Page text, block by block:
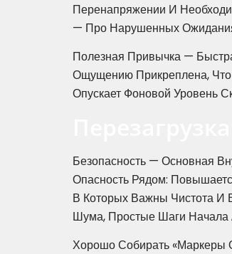
Перенапряжении И
— Про Нарушенных
Полезная Привычка —
Ощущению Прикреплена, Что
Опускает Фоновой Уровень
Безопасность — Основная
Опасность Рядом:
В Которых Важны Чистота И
Шума, Простые Шаги Начала
Хорошо Собирать «маркеры